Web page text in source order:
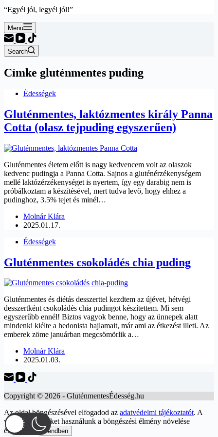
“Egyél jól, legyél jól!”
Menu
Search
Címke gluténmentes puding
Édességek
Gluténmentes, laktózmentes király Panna
Cotta (olasz tejpuding egyszerűen)
Gluténmentes életem előtt is nagy kedvencem volt az olaszok
kedvenc pudingja a Panna Cotta. Sajnos a gluténérzékenységem
mellé laktózérzékenységet is nyertem, így egy darabig nem is
próbálkoztam a készítésével, mert tudva levő, hogy ehhez a
pudinghoz, 3.5% tejet és minél…
Molnár Klára
2025.01.17.
Édességek
Gluténmentes csokoládés chia puding
Gluténmentes és diétás desszerttel kezdtem az újévet, hétvégi
desszertként csokoládés chia pudingot készítettem. Mi sem
egyszerűbb ennél! Biztos vagyok benne, hogy az ünnepek alatt
mindenki kiélte a hedonista hajlamait, már ami az étkezést illeti. Az
emberek zöme januárban megcsömörlik a…
Molnár Klára
2025.01.03.
Copyright © 2026 - GluténmentesÉdesség.hu
Az oldal böngészésével elfogadod az adatvédelmi tájékoztatót. A
webhelyen sütiket használunk a böngészési élmény növelése
érdekében. Rendben